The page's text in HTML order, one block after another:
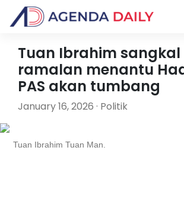
Tuan Ibrahim sangkal
ramalan menantu
PAS akan tumbang
January 16, 2026 · Politik
Tuan Ibrahim Tuan Man.